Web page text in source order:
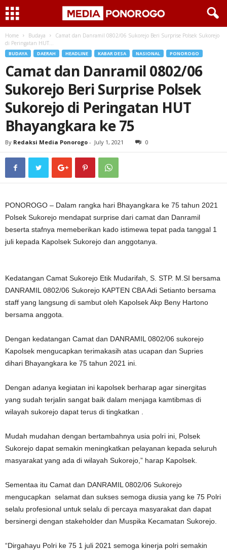
Home Budaya
Camat dan Danramil 0802/06 Sukorejo Beri Surprise Polsek Sukorejo
di Peringatan HUT...
BUDAYA DAERAH HEADLINE KABAR DESA NASIONAL PONOROGO
Camat dan Danramil 0802/06
Sukorejo Beri Surprise Polsek
Sukorejo di Peringatan HUT
Bhayangkara ke 75
By Redaksi Media Ponorogo - July 1, 2021 0
PONOROGO – Dalam rangka hari Bhayangkara ke 75 tahun 2021
Polsek Sukorejo mendapat surprise dari camat dan Danramil
beserta stafnya memeberikan kado istimewa tepat pada tanggal 1
juli kepada Kapolsek Sukorejo dan anggotanya.
Kedatangan Camat Sukorejo Etik Mudarifah, S. STP. M.SI bersama
DANRAMIL 0802/06 Sukorejo KAPTEN CBA Adi Setianto bersama
staff yang langsung di sambut oleh Kapolsek Akp Beny Hartono
bersama anggota.
Dengan kedatangan Camat dan DANRAMIL 0802/06 sukorejo
Kapolsek mengucapkan terimakasih atas ucapan dan Supries
dihari Bhayangkara ke 75 tahun 2021 ini.
Dengan adanya kegiatan ini kapolsek berharap agar sinergitas
yang sudah terjalin sangat baik dalam menjaga kamtibmas di
wilayah sukorejo dapat terus di tingkatkan .
Mudah mudahan dengan bertambahnya usia polri ini, Polsek
Sukorejo dapat semakin meningkatkan pelayanan kepada seluruh
masyarakat yang ada di wilayah Sukorejo,” harap Kapolsek.
Sementaa itu Camat dan DANRAMIL 0802/06 Sukorejo
mengucapkan selamat dan sukses semoga diusia yang ke 75 Polri
selalu profesional untuk selalu di percaya masyarakat dan dapat
bersinergi dengan stakeholder dan Muspika Kecamatan Sukorejo.
“Dirgahayu Polri ke 75 1 juli 2021 semoga kinerja polri semakin